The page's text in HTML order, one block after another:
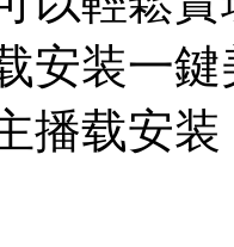
安装一
播载安装